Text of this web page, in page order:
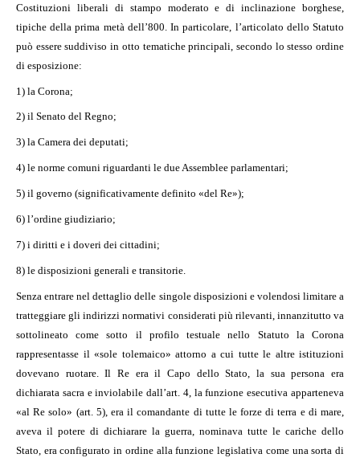
Costituzioni liberali di stampo moderato e di inclinazione borghese,
tipiche della prima metà dell’800. In particolare, l’articolato dello Statuto
può essere suddiviso in otto tematiche principali, secondo lo stesso ordine
di esposizione:
1) la Corona;
2) il Senato del Regno;
3) la Camera dei deputati;
4) le norme comuni riguardanti le due Assemblee parlamentari;
5) il governo (significativamente definito «del Re»);
6) l’ordine giudiziario;
7) i diritti e i doveri dei cittadini;
8) le disposizioni generali e transitorie.
Senza entrare nel dettaglio delle singole disposizioni e volendosi limitare a
tratteggiare gli indirizzi normativi considerati più rilevanti, innanzitutto va
sottolineato come sotto il profilo testuale nello Statuto la Corona
rappresentasse il «sole tolemaico» attorno a cui tutte le altre istituzioni
dovevano ruotare. Il Re era il Capo dello Stato, la sua persona era
dichiarata sacra e inviolabile dall’art. 4, la funzione esecutiva apparteneva
«al Re solo» (art. 5), era il comandante di tutte le forze di terra e di mare,
aveva il potere di dichiarare la guerra, nominava tutte le cariche dello
Stato, era configurato in ordine alla funzione legislativa come una sorta di